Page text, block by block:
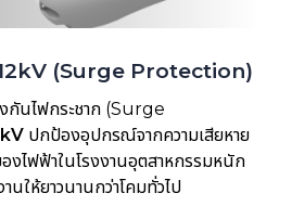
(Surge Protection)
กันไฟกระชาก (Surge
ปกป้องอุปกรณ์จากความเสียหาย
งไฟฟ้าในโรงงานอุตสาหกรรมหนัก
นให้ยาวนานกว่าโคมทั่วไป